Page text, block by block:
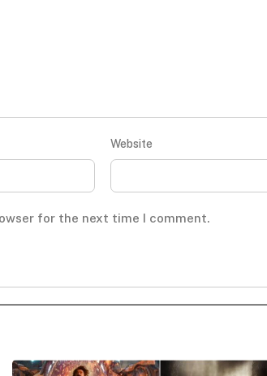
Website
for the next time I comment.